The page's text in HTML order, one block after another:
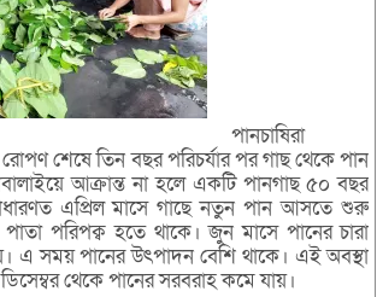
পানচাষিরা
শেষে তিন বছর পরিচর্যার পর গাছ থেকে পান
আক্রান্ত না হলে একটি পানগাছ ৫০ বছর
এপ্রিল মাসে গাছে নতুন পান আসতে শুরু
পরিপক্ব হতে থাকে। জুন মাসে পানের চারা
এ সময় পানের উৎপাদন বেশি থাকে। এই অবস্থা
ডিসেম্বর থেকে পানের সরবরাহ কমে যায়।